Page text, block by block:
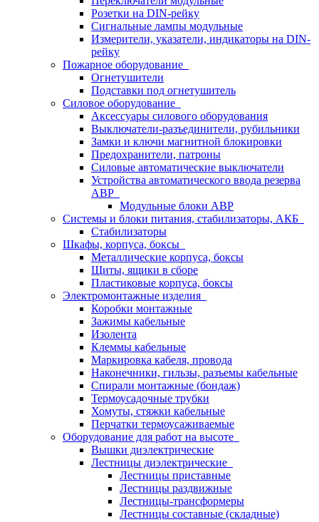
Розетки на DIN-рейку
Сигнальные лампы модульные
Измерители, указатели, индикаторы на DIN-
рейку
Пожарное оборудование
Огнетушители
Подставки под огнетушитель
Силовое оборудование
Аксессуары силового оборудования
Выключатели-разъединители, рубильники
Замки и ключи магнитной блокировки
Предохранители, патроны
Силовые автоматические выключатели
Устройства автоматического ввода резерва
АВР
Модульные блоки АВР
Системы и блоки питания, стабилизаторы, АКБ
Стабилизаторы
Шкафы, корпуса, боксы
Металлические корпуса, боксы
Щиты, ящики в сборе
Пластиковые корпуса, боксы
Электромонтажные изделия
Коробки монтажные
Зажимы кабельные
Изолента
Клеммы кабельные
Маркировка кабеля, провода
Наконечники, гильзы, разъемы кабельные
Спирали монтажные (бондаж)
Термоусадочные трубки
Хомуты, стяжки кабельные
Перчатки термоусаживаемые
Оборудование для работ на высоте
Вышки диэлектрические
Лестницы диэлектрические
Лестницы приставные
Лестницы раздвижные
Лестницы-трансформеры
Лестницы составные (складные)